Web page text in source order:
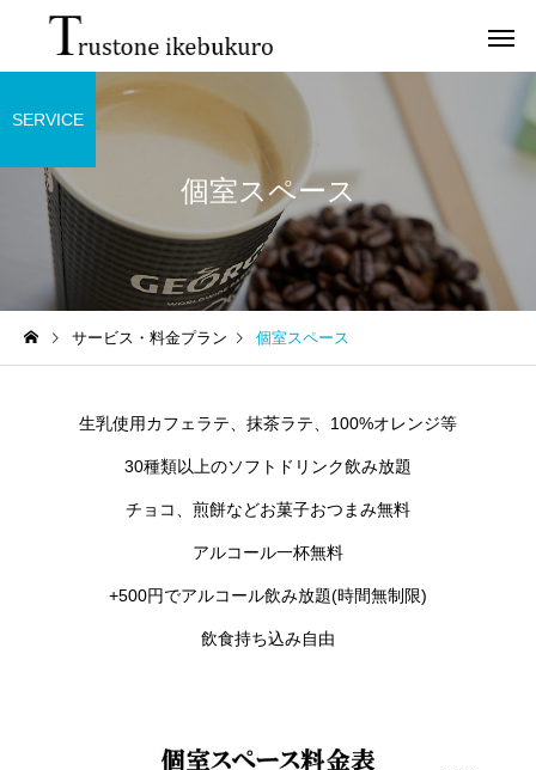
個室スペース
SERVICE
サービス・料金プラン 個室スペース
生乳使用カフェラテ、抹茶ラテ、100%オレンジ等
30種類以上のソフトドリンク飲み放題
チョコ、煎餅などお菓子おつまみ無料
アルコール一杯無料
+500円でアルコール飲み放題(時間無制限)
飲食持ち込み自由